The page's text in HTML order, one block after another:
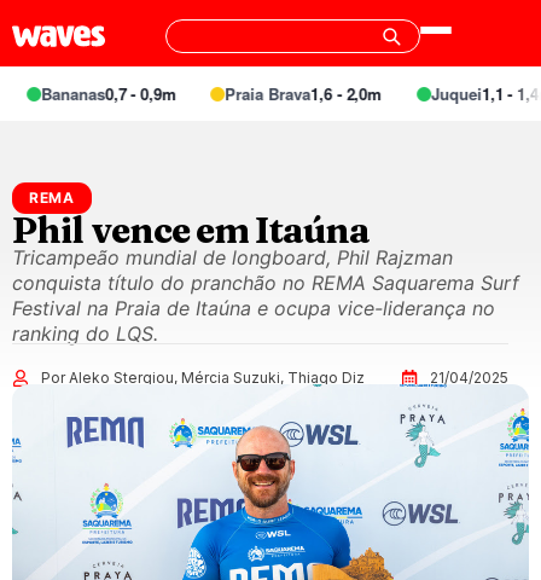
Bananas0,7 - 0,9m Praia Brava1,6 - 2,0m Juquei1,1 - 1,4m
REMA
Phil vence em Itaúna
Tricampeão mundial de longboard, Phil Rajzman
conquista título do pranchão no REMA Saquarema Surf
Festival na Praia de Itaúna e ocupa vice-liderança no
ranking do LQS.
Por Aleko Stergiou, Mércia Suzuki, Thiago Diz 21/04/2025